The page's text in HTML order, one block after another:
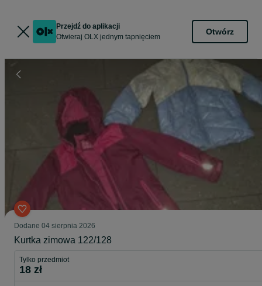
Przejdź do aplikacji
Otwieraj OLX jednym tapnięciem
Otwórz
Dodane 04 sierpnia 2026
Kurtka zimowa 122/128
Tylko przedmiot
18 zł